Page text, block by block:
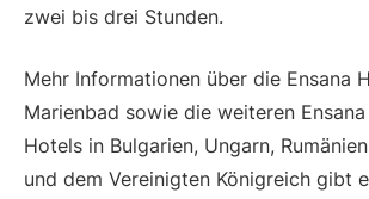
zwei bis drei Stunden.
Mehr Informationen über die Ensana
Marienbad sowie die weiteren
Hotels in Bulgarien, Ungarn,
und dem Vereinigten Königreich gibt